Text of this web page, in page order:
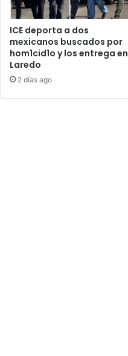
ICE deporta a dos
mexicanos buscados por
hom1cid1o y los entrega en
Laredo
2 días ago